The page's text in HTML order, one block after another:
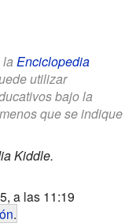
Enciclopedia
utilizar
bajo la
que se indique
Kiddle.
a las 11:19
.